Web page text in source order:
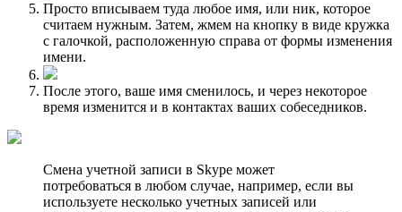
Просто вписываем туда любое имя, или ник, которое
считаем нужным. Затем, жмем на кнопку в виде кружка
с галочкой, расположенную справа от формы изменения
имени.
После этого, ваше имя сменилось, и через некоторое
время изменится и в контактах ваших собеседников.
Смена учетной записи в Skype может
потребоваться в любом случае, например, если вы
используете несколько учетных записей или